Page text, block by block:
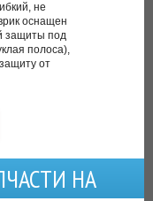
не
оснащен
защиты под
полоса),
от
НА